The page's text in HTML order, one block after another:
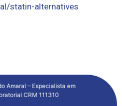
statin-alternatives
Amaral – Especialista em
CRM 111310